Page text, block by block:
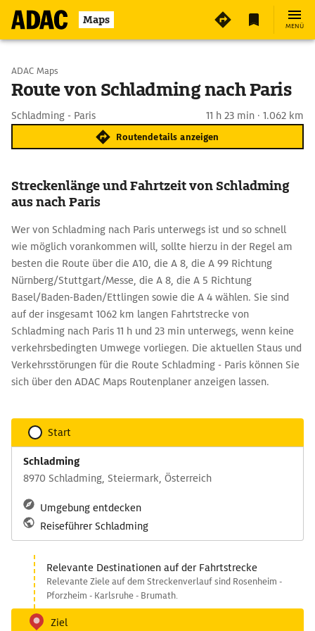
Maps MENÜ
Start wählen
ADAC Maps
Route von Schladming nach Paris
Schladming - Paris 11 h 23 min · 1.062 km
Routendetails anzeigen
Streckenlänge und Fahrtzeit von Schladming
aus nach Paris
Wer von Schladming nach Paris unterwegs ist und so schnell
wie möglich vorankommen will, sollte hierzu in der Regel am
besten die Route über die A10, die A 8, die A 99 Richtung
Nürnberg/Stuttgart/Messe, die A 8, die A 5 Richtung
Basel/Baden-Baden/Ettlingen sowie die A 4 wählen. Sie sind
auf der insgesamt 1062 km langen Fahrtstrecke von
Schladming nach Paris 11 h und 23 min unterwegs, wenn keine
verkehrsbedingten Umwege vorliegen. Die aktuellen Staus und
Verkehrsstörungen für die Route Schladming - Paris können Sie
sich über den ADAC Maps Routenplaner anzeigen lassen.
Start
Schladming
8970 Schladming, Steiermark, Österreich
Umgebung entdecken
Reiseführer Schladming
Relevante Destinationen auf der Fahrtstrecke
Relevante Ziele auf dem Streckenverlauf sind Rosenheim -
Pforzheim - Karlsruhe - Brumath.
Ziel